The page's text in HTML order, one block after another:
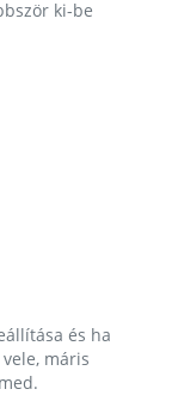
ki-be
és ha
máris